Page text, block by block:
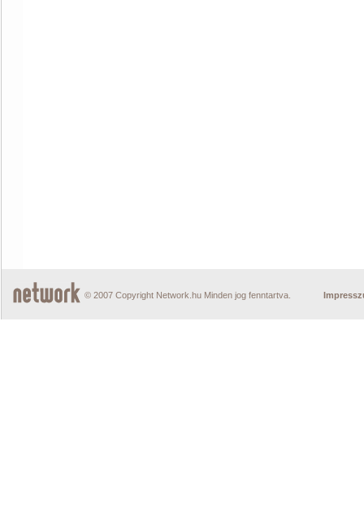
© 2007 Copyright Network.hu Minden jog fenntartva.